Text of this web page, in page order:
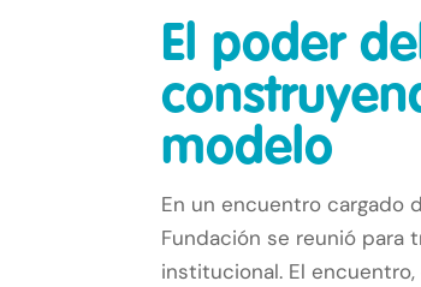
El poder
modelo
En un encuentro cargado
Fundación se reunió para
institucional. El